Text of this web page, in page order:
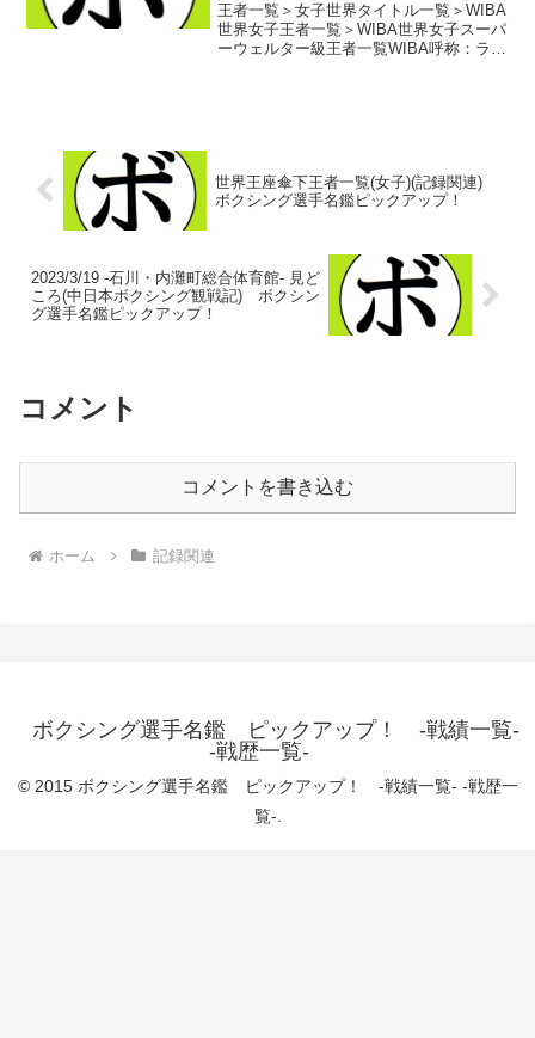
王者一覧＞女子世界タイトル一覧＞WIBA
世界女子王者一覧＞WIBA世界女子スーパ
ーウェルター級王者一覧WIBA呼称：ライ
世界王座傘下王者一覧(女子)(記録関連)
ボクシング選手名鑑ピックアップ！
2023/3/19 -石川・内灘町総合体育館- 見ど
ころ(中日本ボクシング観戦記) ボクシン
グ選手名鑑ピックアップ！
コメント
コメントを書き込む
ホーム 記録関連
ボクシング選手名鑑 ピックアップ！ -戦績一覧-
-戦歴一覧-
© 2015 ボクシング選手名鑑 ピックアップ！ -戦績一覧- -戦歴一
覧-.